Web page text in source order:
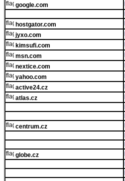
google.com
hostgator.com
jyxo.com
kimsufi.com
msn.com
nextice.com
yahoo.com
active24.cz
atlas.cz
centrum.cz
globe.cz